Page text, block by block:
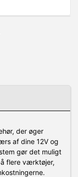
der øger
af dine 12V og
gør det muligt
flere værktøjer,